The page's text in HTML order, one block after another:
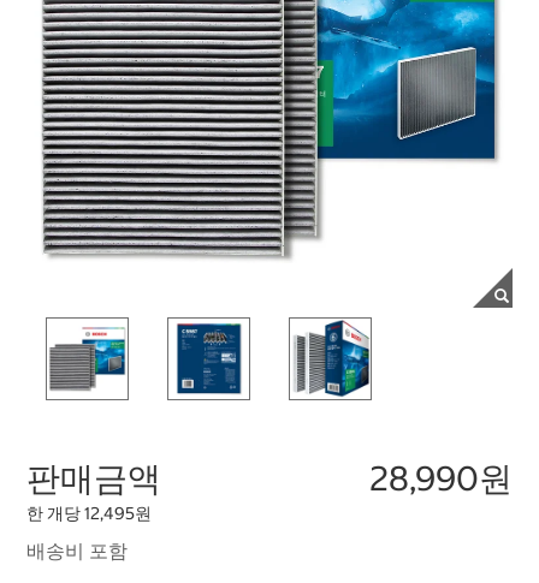
판매금액 28,990원
한 개당 12,495원
배송비 포함